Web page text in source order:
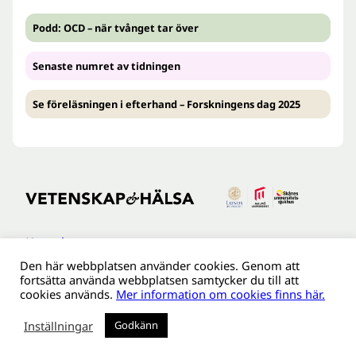
Podd: OCD – när tvånget tar över
Senaste numret av tidningen
Se föreläsningen i efterhand – Forskningens dag 2025
Kontakt
Tillgänglighetsredogöreldse
Om webbplatsen
Behandling av personuppgifter
Den här webbplatsen använder cookies. Genom att
fortsätta använda webbplatsen samtycker du till att
cookies används. Mer information om cookies finns här.
Inställningar
Godkänn